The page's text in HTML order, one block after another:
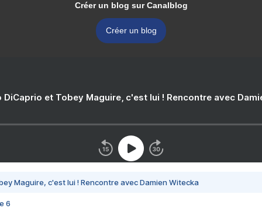
Créer un blog sur Canalblog
Créer un blog
DiCaprio et Tobey Maguire, c'est lui ! Rencontre avec
Maguire, c'est lui ! Rencontre avec Damien Witecka
6